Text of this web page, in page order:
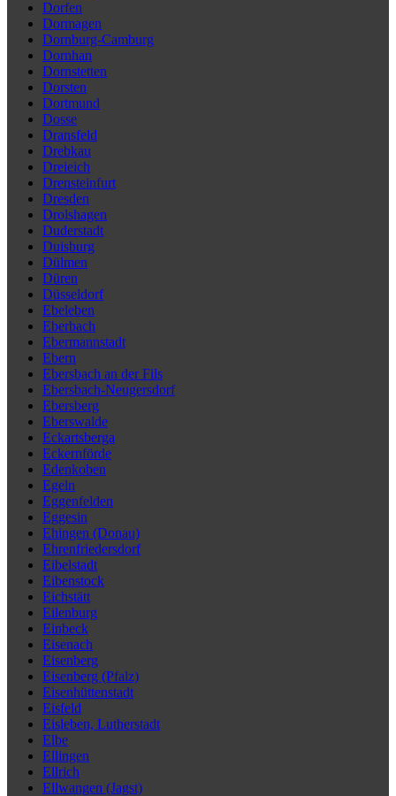
Dorfen
Dormagen
Dornburg-Camburg
Dornhan
Dornstetten
Dorsten
Dortmund
Dosse
Dransfeld
Drebkau
Dreieich
Drensteinfurt
Dresden
Drolshagen
Duderstadt
Duisburg
Dülmen
Düren
Düsseldorf
Ebeleben
Eberbach
Ebermannstadt
Ebern
Ebersbach an der Fils
Ebersbach-Neugersdorf
Ebersberg
Eberswalde
Eckartsberga
Eckernförde
Edenkoben
Egeln
Eggenfelden
Eggesin
Ehingen (Donau)
Ehrenfriedersdorf
Eibelstadt
Eibenstock
Eichstätt
Eilenburg
Einbeck
Eisenach
Eisenberg
Eisenberg (Pfalz)
Eisenhüttenstadt
Eisfeld
Eisleben, Lutherstadt
Elbe
Ellingen
Ellrich
Ellwangen (Jagst)